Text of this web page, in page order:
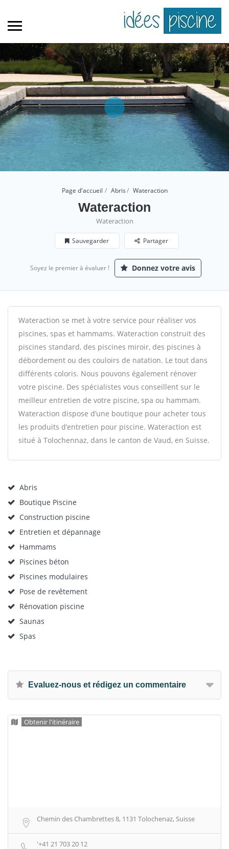
Page d'accueil Abris Wateraction
Wateraction
Wateraction
Sauvegarder Partager
Soyez le premier à évaluer ! Donnez votre avis
Wateraction se met à votre service pour réaliser vos
piscines, spas et hammams. Wateraction construit des
piscines standard, des piscines miroir, des piscines à
débordement ou des couloirs de natation. Le tout dans
différents coloris. Nous pouvons également rénover
votre piscine. Des spécialistes vous conseillent sur le
meilleur entretien de votre piscine, spa ou hammam.
Wateraction dispose d’une boutique pour acheter tous
les produits d’entretien pour piscine. Wateraction est
situé à Tolochennaz, dans le canton de Vaud, en Suisse.
Abris
Boutique Piscine
Construction piscine
Entretien et dépannage
Hammams
Piscines béton
Piscines modulaires
Pose de revêtement
Rénovation piscine
Saunas
Spas
Evaluez-nous et rédigez un commentaire
Obtenir l'itinéraire
Chemin des Chambrettes 8, 1131 Tolochenaz, Suisse
'+41 21 703 20 12